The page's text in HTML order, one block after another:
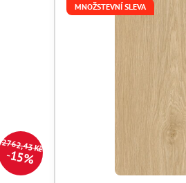
2762,43 Kč
15%
MNOŽSTEVNÍ SLEVA